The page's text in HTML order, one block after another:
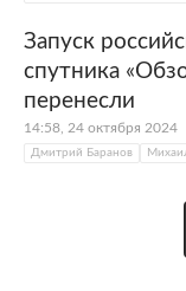
Запуск
спутника
перенесли
14:58, 24 октября 2024
Дмитрий Баранов